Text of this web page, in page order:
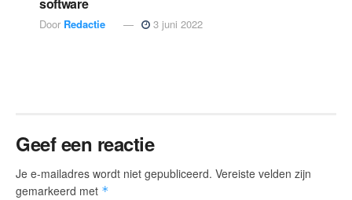
software
Door Redactie 3 juni 2022
Geef een reactie
Je e-mailadres wordt niet gepubliceerd. Vereiste velden zijn
gemarkeerd met *